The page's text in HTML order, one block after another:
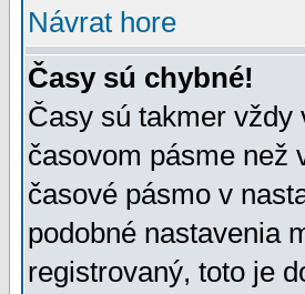
Návrat hore
Časy sú chybné!
Časy sú takmer vždy
časovom pásme než
časové pásmo v
podobné nastavenia
registrovaný, toto je